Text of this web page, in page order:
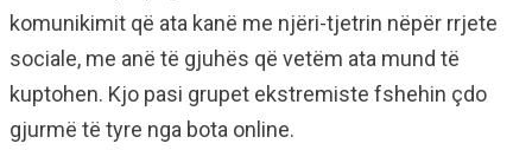
komunikimit që ata kanë me njëri-tjetrin nëpër rrjete
sociale, me anë të gjuhës që vetëm ata mund të
kuptohen. Kjo pasi grupet ekstremiste fshehin çdo
gjurmë të tyre nga bota online.